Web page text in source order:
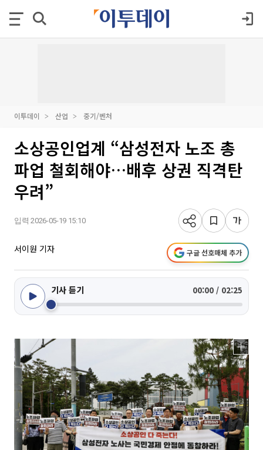
이투데이 산업 중기/벤처
소상공인업계 “삼성전자 노조 총
파업 철회해야…배후 상권 직격탄
우려”
입력 2026-05-19 15:10
서이원 기자 구글 선호매체 추가
기사 듣기 00:00 / 02:25